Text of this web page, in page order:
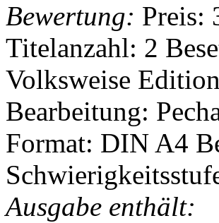
Bewertung: Preis:
Titelanzahl: 2
Volksweise
Bearbeitung:
Format: DIN A4
Ausgabe enthält: